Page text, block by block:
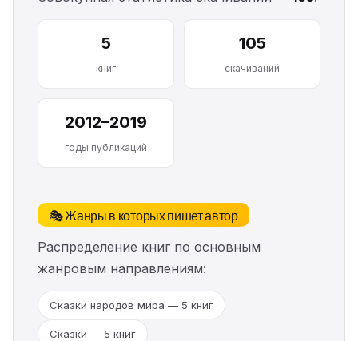
5
книг
105
скачиваний
2012–2019
годы публикаций
🎭 Жанры в которых пишет автор
Распределение книг по основным
жанровым направлениям:
Сказки народов мира — 5 книг
Сказки — 5 книг